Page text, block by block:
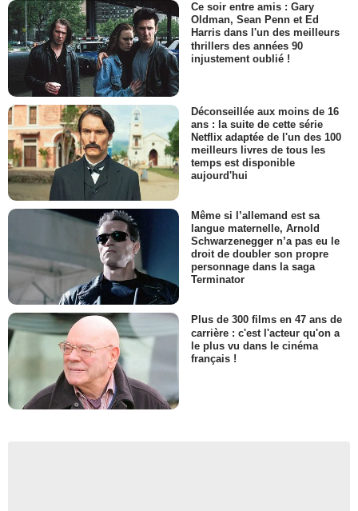
Ce soir entre amis : Gary
Oldman, Sean Penn et Ed
Harris dans l'un des meilleurs
thrillers des années 90
injustement oublié !
Déconseillée aux moins de 16
ans : la suite de cette série
Netflix adaptée de l'un des 100
meilleurs livres de tous les
temps est disponible
aujourd'hui
Même si l’allemand est sa
langue maternelle, Arnold
Schwarzenegger n’a pas eu le
droit de doubler son propre
personnage dans la saga
Terminator
Plus de 300 films en 47 ans de
carrière : c'est l'acteur qu'on a
le plus vu dans le cinéma
français !